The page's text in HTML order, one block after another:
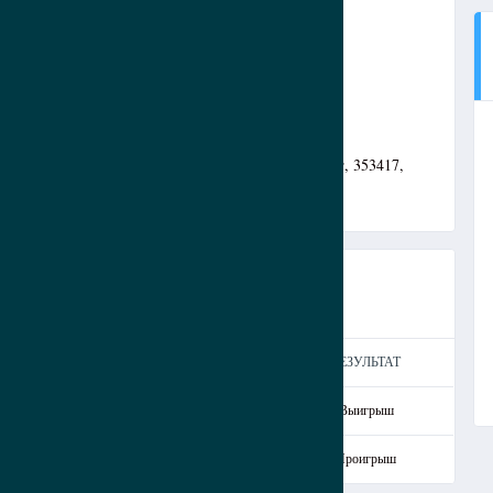
Краснодарский край, Южный федеральный округ, 353417,
РЕЗУЛЬТАТ
Выигрыш
Проигрыш